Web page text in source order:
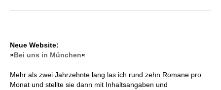
Neue Website:
»Bei uns in München«
Mehr als zwei Jahrzehnte lang las ich rund zehn Romane pro
Monat und stellte sie dann mit Inhaltsangaben und